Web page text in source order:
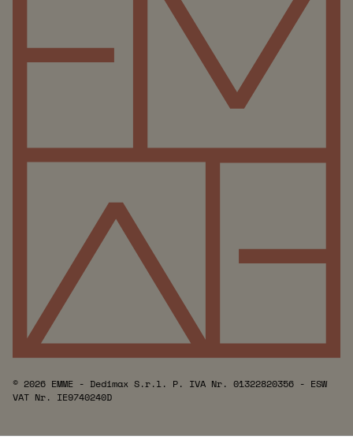
© 2026 EMME - Dedimax S.r.l. P. IVA Nr. 01322820356 - ESW
VAT Nr. IE9740240D